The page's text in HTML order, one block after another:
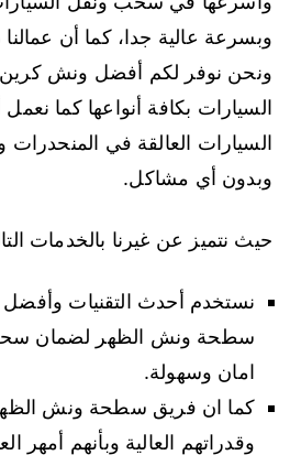
وبسرعة عالية جدا، كما أن
ونحن نوفر لكم أفضل ونش
السيارات بكافة أنواعها كما
السيارات العالقة في المنحدرات
وبدون أي مشاكل.
حيث نتميز عن غيرنا بالخدمات
نستخدم أحدث التقنيات
سطحة ونش الظهر لضمان
امان وسهولة.
كما ان فريق سطحة ونش الظهر
وقدراتهم العالية وبأنهم أمهر